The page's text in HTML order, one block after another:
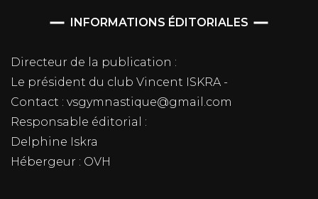
INFORMATIONS ÉDITORIALES
Directeur de la publication :
Le président du club Vincent ISKRA -
Contact : vsgymnastique@gmail.com
Responsable éditorial :
Delphine Iskra
Hébergeur : OVH